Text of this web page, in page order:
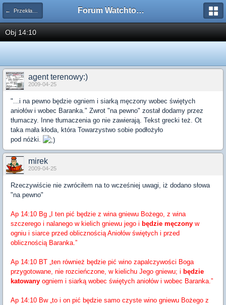
← Przekład Nowego Świata Forum Watchtower
Obj 14:10
agent terenowy:)
2009-04-25
"...i na pewno będzie ogniem i siarką męczony wobec świętych
aniołów i wobec Baranka." Zwrot "na pewno" został dodamy przez
tłumaczy. Inne tłumaczenia go nie zawierają. Tekst grecki też. Ot
taka mała kłoda, która Towarzystwo sobie podłożyło
pod nóżki.
mirek
2009-04-25
Rzeczywiście nie zwróciłem na to wcześniej uwagi, iż dodano słowa
"na pewno"
Ap 14:10 Bg „I ten pić będzie z wina gniewu Bożego, z wina
szczerego i nalanego w kielich gniewu jego i będzie męczony w
ogniu i siarce przed oblicznością Aniołów świętych i przed
oblicznością Baranka.”
Ap 14:10 BT „ten również będzie pić wino zapalczywości Boga
przygotowane, nie rozcieńczone, w kielichu Jego gniewu; i będzie
katowany ogniem i siarką wobec świętych aniołów i wobec Baranka.”
Ap 14:10 Bw „to i on pić będzie samo czyste wino gniewu Bożego z